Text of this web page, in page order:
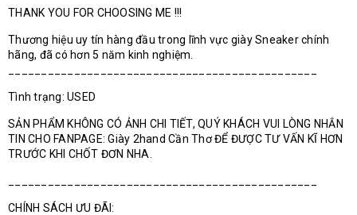
THANK YOU FOR CHOOSING ME !!!
Thương hiệu uy tín hàng đầu trong lĩnh vực giày Sneaker chính
hãng, đã có hơn 5 năm kinh nghiệm.
Tình trạng: USED
SẢN PHẨM KHÔNG CÓ ẢNH CHI TIẾT, QUÝ KHÁCH VUI LÒNG NHẮN
TIN CHO FANPAGE: Giày 2hand Cần Thơ ĐỂ ĐƯỢC TƯ VẤN KĨ HƠN
TRƯỚC KHI CHỐT ĐƠN NHA.
CHÍNH SÁCH ƯU ĐÃI: